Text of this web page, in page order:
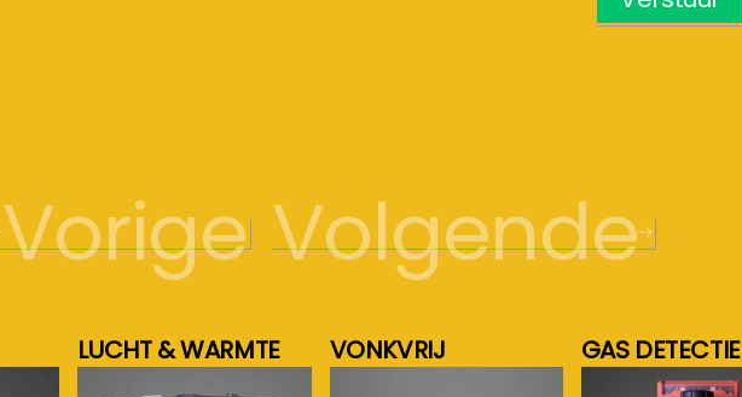
Vorige Volgende
LUCHT & WARMTE VONKVRIJ GAS DETECTIE